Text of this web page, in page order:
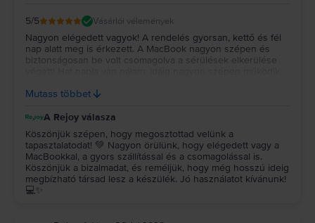
5/5 Vásárlói vélemények
Nagyon elégedett vagyok! A rendelés gyorsan, kettő és fél
nap alatt meg is érkezett. A MacBook nagyon szépen és
biztonságosan be volt csomagolva a sérülések elkerülése
Remélem még nagyon sokáig jól fog működni! Köszönöm!!!
Mutass többet
A Rejoy válasza
Köszönjük szépen, hogy megosztottad velünk a
tapasztalatodat! 💚 Nagyon örülünk, hogy elégedett vagy a
MacBookkal, a gyors szállítással és a csomagolással is.
Köszönjük a bizalmadat, és reméljük, hogy még hosszú ideig
megbízható társad lesz a készülék. Jó használatot kívánunk!
💻✨